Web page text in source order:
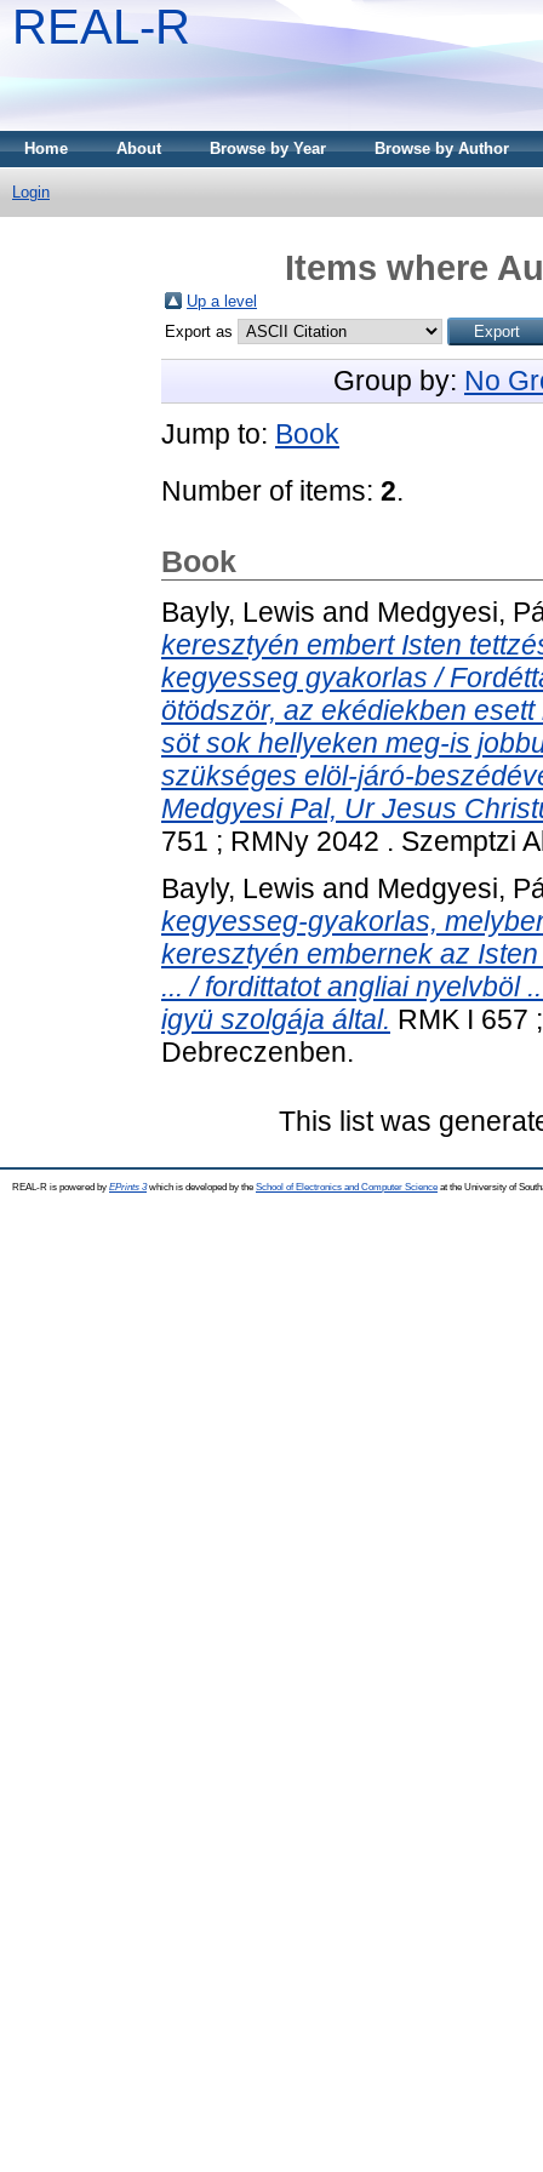
REAL-R
Home About Browse by Year Browse by Author
Login
Items where
Up a level
Export as
Group by: No
Jump to: Book
Number of items: 2.
Book
Bayly, Lewis and Medgyesi,
keresztyén embert Isten
kegyesseg gyakorlas /
ötödször, az ekédiekben
söt sok hellyeken meg-is
szükséges elöl-járó-
Medgyesi Pal, Ur Jesus
751 ; RMNy 2042 . Szemptzi
Bayly, Lewis and Medgyesi,
kegyesseg-gyakorlas,
keresztyén embernek az
... / fordittatot angliai nyelvböl
igyü szolgája által. RMK I 657
Debreczenben.
This list was
REAL-R is powered by EPrints 3which is developed by the School of Electronics and Computer Science at the University of